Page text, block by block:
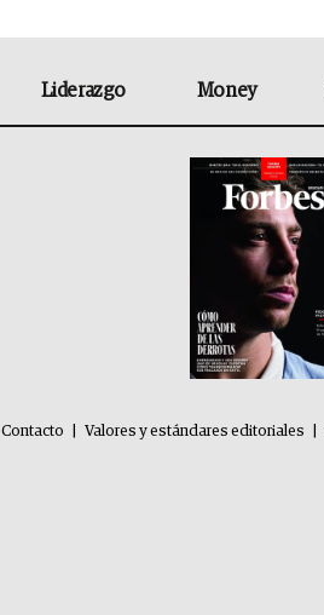
Liderazgo Money
Contacto Valores y estándares editoriales